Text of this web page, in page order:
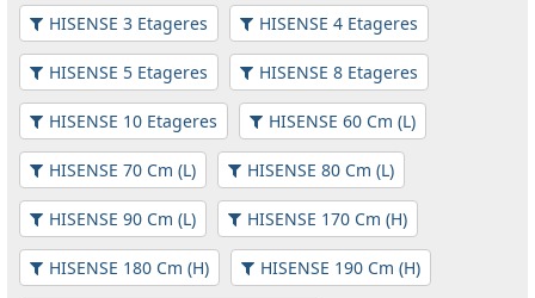
HISENSE 3 Etageres HISENSE 4 Etageres
HISENSE 5 Etageres HISENSE 8 Etageres
HISENSE 10 Etageres HISENSE 60 Cm (L)
HISENSE 70 Cm (L) HISENSE 80 Cm (L)
HISENSE 90 Cm (L) HISENSE 170 Cm (H)
HISENSE 180 Cm (H) HISENSE 190 Cm (H)